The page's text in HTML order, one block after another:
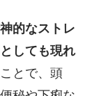
的なストレ
しても現れ
とで、頭